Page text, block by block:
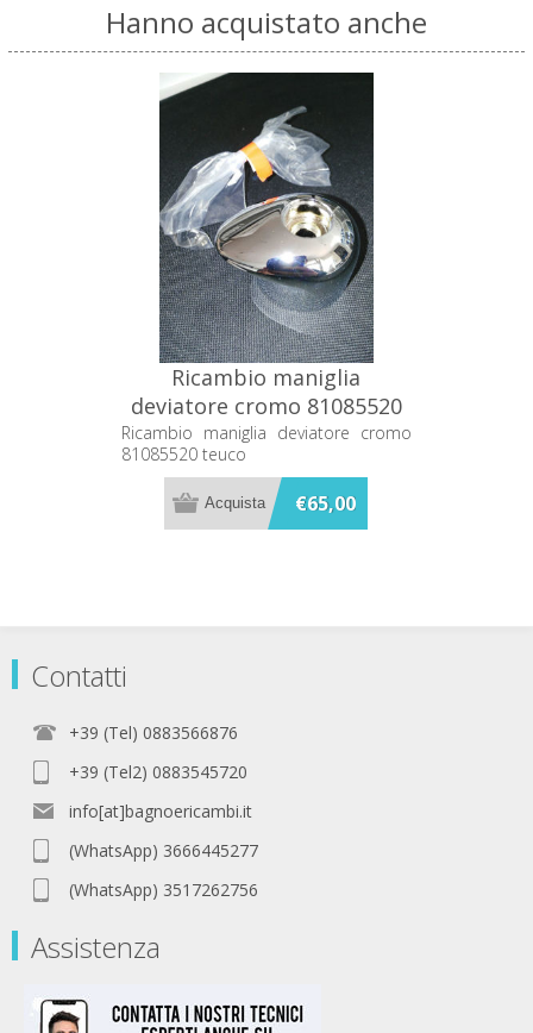
Hanno acquistato anche
Ricambio maniglia
deviatore cromo 81085520
teuco
Ricambio maniglia deviatore cromo
81085520 teuco
€65,00
Contatti
+39 (Tel) 0883566876
+39 (Tel2) 0883545720
info[at]bagnoericambi.it
(WhatsApp) 3666445277
(WhatsApp) 3517262756
Assistenza